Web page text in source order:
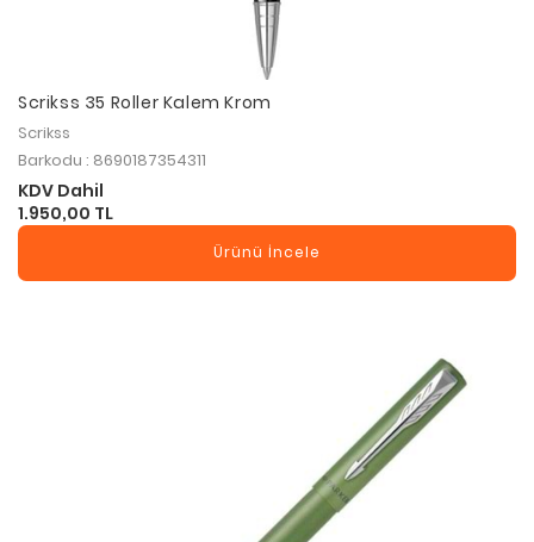
Scrikss 35 Roller Kalem Krom
Scrikss
Barkodu : 8690187354311
KDV Dahil
1.950,00 TL
Ürünü İncele